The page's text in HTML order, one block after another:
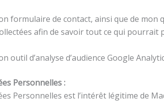
formulaire de contact, ainsi que de
afin de savoir tout ce qui
outil d’analyse d’audience Google
Personnelles :
Personnelles est l’intérêt légitime de